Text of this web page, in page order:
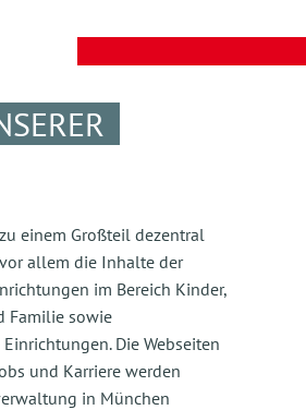
einem Großteil dezentral
allem die Inhalte der
im Bereich Kinder,
Familie sowie
Die Webseiten
und Karriere werden
in München